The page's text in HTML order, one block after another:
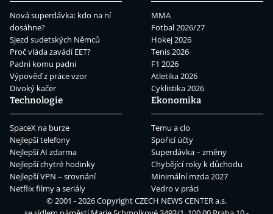
Nová superdávka: kdo na ní
dosáhne?
Sjezd sudetských Němců
Proč vláda zavádí EET?
Padni komu padni
Výpověď z práce vzor
Divoký kačer
MMA
Fotbal 2026/27
Hokej 2026
Tenis 2026
F1 2026
Atletika 2026
Cyklistika 2026
Technologie
SpaceX na burze
Nejlepší telefony
Nejlepší AI zdarma
Nejlepší chytré hodinky
Nejlepší VPN – srovnání
Netflix filmy a seriály
Ekonomika
Temu a clo
Spořicí účty
Superdávka – změny
Chybějící roky k důchodu
Minimální mzda 2027
Vedro v práci
© 2001 - 2026 CopyrightCZECH NEWS CENTER a.s.